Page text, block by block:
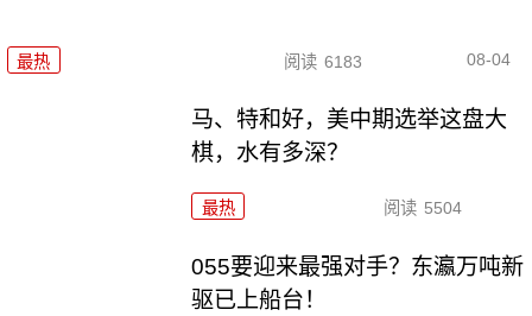
最热 阅读 6183 08-04
马、特和好，美中期选举这盘大
棋，水有多深？
最热 阅读 5504
055要迎来最强对手？东瀛万吨新
驱已上船台！